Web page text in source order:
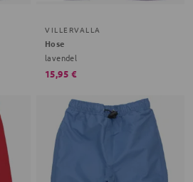
VILLERVALLA
Hose
lavendel
15,95 €